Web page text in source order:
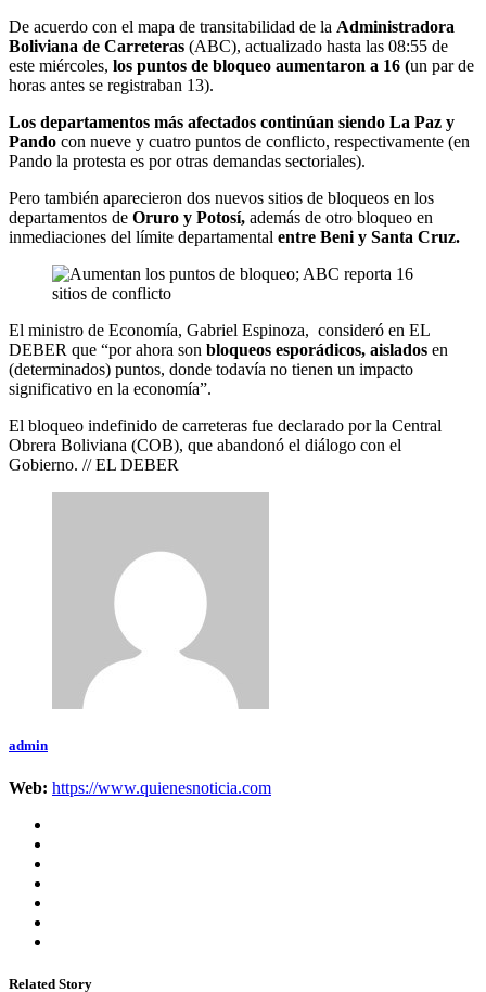
De acuerdo con el mapa de transitabilidad de la Administradora
Boliviana de Carreteras (ABC), actualizado hasta las 08:55 de
este miércoles, los puntos de bloqueo aumentaron a 16 (un par de
horas antes se registraban 13).
Los departamentos más afectados continúan siendo La Paz y
Pando con nueve y cuatro puntos de conflicto, respectivamente (en
Pando la protesta es por otras demandas sectoriales).
Pero también aparecieron dos nuevos sitios de bloqueos en los
departamentos de Oruro y Potosí, además de otro bloqueo en
inmediaciones del límite departamental entre Beni y Santa Cruz.
El ministro de Economía, Gabriel Espinoza, consideró en EL
DEBER que “por ahora son bloqueos esporádicos, aislados en
(determinados) puntos, donde todavía no tienen un impacto
significativo en la economía”.
El bloqueo indefinido de carreteras fue declarado por la Central
Obrera Boliviana (COB), que abandonó el diálogo con el
Gobierno. // EL DEBER
admin
Web: https://www.quienesnoticia.com
Related Story